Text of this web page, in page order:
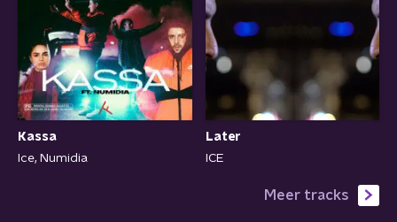
Kassa
Ice, Numidia
Later
ICE
Meer tracks